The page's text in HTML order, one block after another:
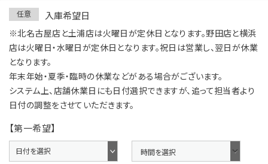
任意 入庫希望日
※北名古屋店と土浦店は火曜日が定休日となります。野田店と横浜
店は火曜日・水曜日が定休日となります。祝日は営業し、翌日が休業
となります。
年末年始・夏季・臨時の休業などがある場合がございます。
システム上、店舗休業日にも日付選択できますが、追って担当者より
日付の調整をさせていただきます。
【第一希望】